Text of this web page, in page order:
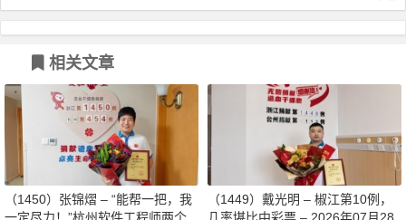
相关文章
（1450）张锦熠 – “能帮一把，我
（1449）戴光明 – 椒江第10例，